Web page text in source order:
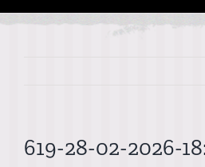
619-28-02-2026-